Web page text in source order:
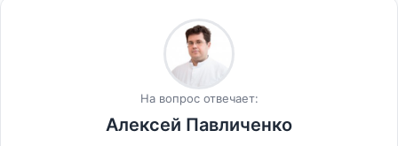
На вопрос отвечает:
Алексей Павличенко